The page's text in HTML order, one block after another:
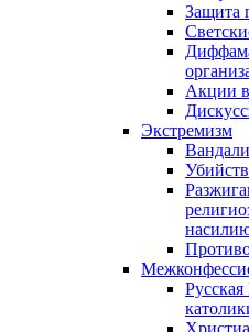
Защита
Акции в
Экстремизм